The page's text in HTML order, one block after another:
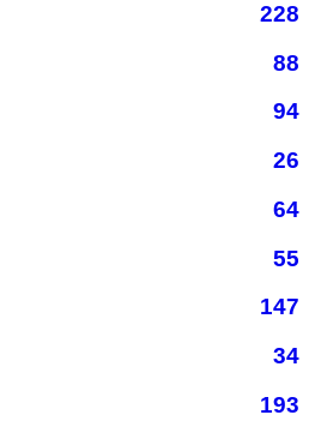
228
88
94
26
64
55
147
34
193